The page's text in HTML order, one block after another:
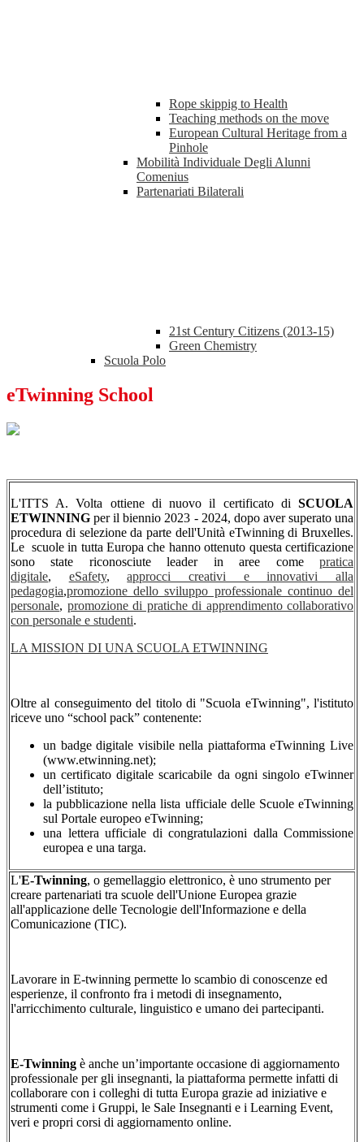
Rope skippig to Health
Teaching methods on the move
European Cultural Heritage from a
Pinhole
Mobilità Individuale Degli Alunni
Comenius
Partenariati Bilaterali
21st Century Citizens (2013-15)
Green Chemistry
Scuola Polo
eTwinning School
L'ITTS A. Volta ottiene di nuovo il certificato di SCUOLA
ETWINNINGper il biennio 2023 - 2024, dopo aver superato una
procedura di selezione da parte dell'Unità eTwinning di Bruxelles.
Le scuole in tutta Europa che hanno ottenuto questa certificazione
sono state riconosciute leader in aree come pratica
digitale, eSafety,approcci creativi e innovativi alla
pedagogia,promozione dello sviluppo professionale continuo del
personale, promozione di pratiche di apprendimento collaborativo
con personale e studenti.
LA MISSION DI UNA SCUOLA ETWINNING
Oltre al conseguimento del titolo di "Scuola eTwinning", l'istituto
riceve uno “school pack” contenente:
un badge digitale visibile nella piattaforma eTwinning Live
(www.etwinning.net);
un certificato digitale scaricabile da ogni singolo eTwinner
dell’istituto;
la pubblicazione nella lista ufficiale delle Scuole eTwinning
sul Portale europeo eTwinning;
una lettera ufficiale di congratulazioni dalla Commissione
europea e una targa.
L'E-Twinning, o gemellaggio elettronico, è uno strumento per
creare partenariati tra scuole dell'Unione Europea grazie
all'applicazione delle Tecnologie dell'Informazione e della
Comunicazione (TIC).
Lavorare in E-twinning permette lo scambio di conoscenze ed
esperienze, il confronto fra i metodi di insegnamento,
l'arricchimento culturale, linguistico e umano dei partecipanti.
E-Twinning è anche un’importante occasione di aggiornamento
professionale per gli insegnanti, la piattaforma permette infatti di
collaborare con i colleghi di tutta Europa grazie ad iniziative e
strumenti come i Gruppi, le Sale Insegnanti e i Learning Event,
veri e propri corsi di aggiornamento online.